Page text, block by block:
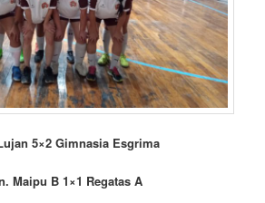
5×2 Gimnasia Esgrima
Maipu B 1×1 Regatas A